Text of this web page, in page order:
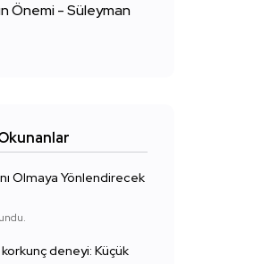
Önemi - Süleyman
Olmaya Yönlendirecek
korkunç deneyi: Küçük